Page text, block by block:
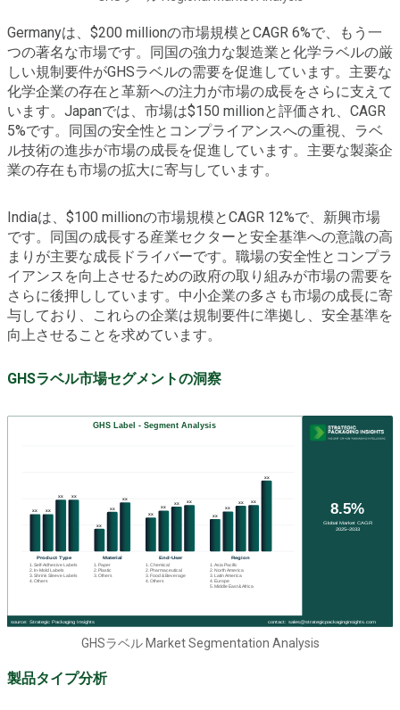
Germanyは、$200 millionの市場規模とCAGR 6%で、もう一
つの著名な市場です。同国の強力な製造業と化学ラベルの厳
しい規制要件がGHSラベルの需要を促進しています。主要な
化学企業の存在と革新への注力が市場の成長をさらに支えて
います。Japanでは、市場は$150 millionと評価され、CAGR
5%です。同国の安全性とコンプライアンスへの重視、ラベ
ル技術の進歩が市場の成長を促進しています。主要な製薬企
業の存在も市場の拡大に寄与しています。
Indiaは、$100 millionの市場規模とCAGR 12%で、新興市場
です。同国の成長する産業セクターと安全基準への意識の高
まりが主要な成長ドライバーです。職場の安全性とコンプラ
イアンスを向上させるための政府の取り組みが市場の需要を
さらに後押ししています。中小企業の多さも市場の成長に寄
与しており、これらの企業は規制要件に準拠し、安全基準を
向上させることを求めています。
GHSラベル市場セグメントの洞察
GHSラベル Market Segmentation Analysis
製品タイプ分析